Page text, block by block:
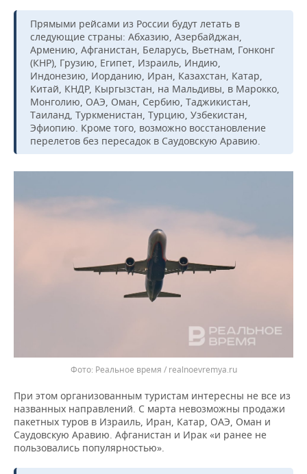
Прямыми рейсами из России будут летать в
следующие страны: Абхазию, Азербайджан,
Армению, Афганистан, Беларусь, Вьетнам, Гонконг
(КНР), Грузию, Египет, Израиль, Индию,
Индонезию, Иорданию, Иран, Казахстан, Катар,
Китай, КНДР, Кыргызстан, на Мальдивы, в Марокко,
Монголию, ОАЭ, Оман, Сербию, Таджикистан,
Таиланд, Туркменистан, Турцию, Узбекистан,
Эфиопию. Кроме того, возможно восстановление
перелетов без пересадок в Саудовскую Аравию.
Реальное время / realnoevremya.ru
При этом организованным туристам интересны не все из
названных направлений. С марта невозможны продажи
пакетных туров в Израиль, Иран, Катар, ОАЭ, Оман и
Саудовскую Аравию. Афганистан и Ирак «и ранее не
пользовались популярностью».